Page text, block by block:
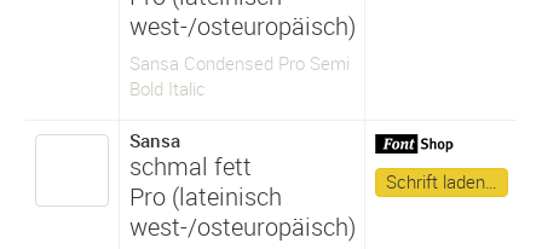
west-/osteuropäisch)
Sansa Condensed Pro Semi
Bold Italic
Sansa
schmal fett
Pro (lateinisch
west-/osteuropäisch)
Schrift laden…